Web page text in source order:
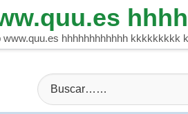
www.quu.es hhhhhhhhhhhh kkkkkkkkk